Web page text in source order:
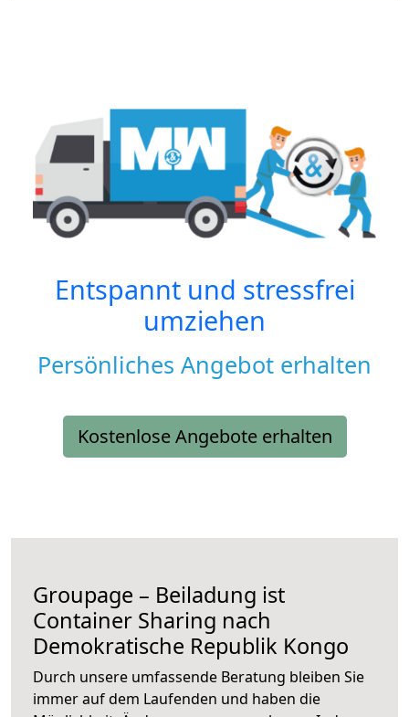
Entspannt und stressfrei
umziehen
Persönliches Angebot erhalten
Kostenlose Angebote erhalten
Groupage – Beiladung ist
Container Sharing nach
Demokratische Republik Kongo
Durch unsere umfassende Beratung bleiben Sie
immer auf dem Laufenden und haben die